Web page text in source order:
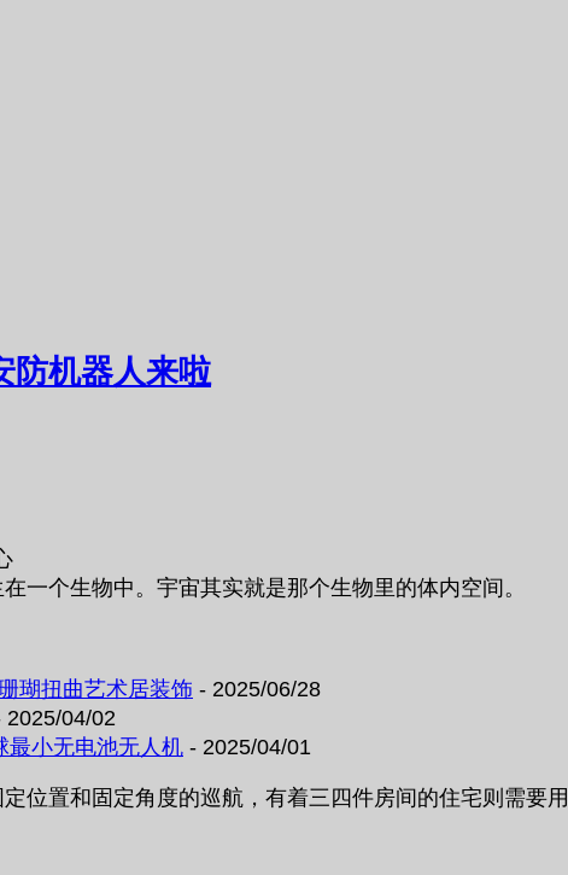
防机器人来啦
一个生物中。宇宙其实就是那个生物里的体内空间。
瑚扭曲艺术居装饰 - 2025/06/28
2025/04/02
最小无电池无人机 - 2025/04/01
位置和固定角度的巡航，有着三四件房间的住宅则需要